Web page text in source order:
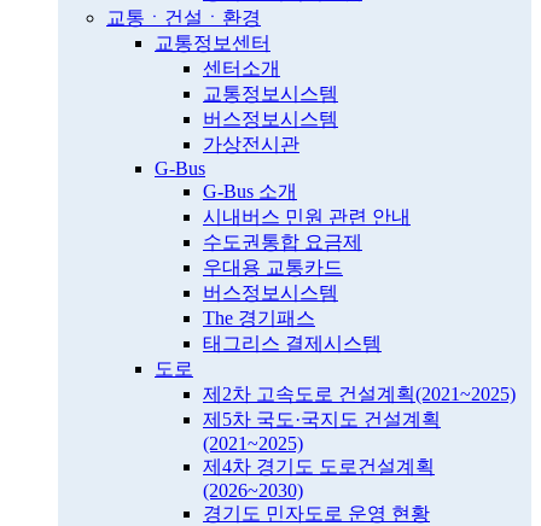
교통ㆍ건설ㆍ환경
교통정보센터
센터소개
교통정보시스템
버스정보시스템
가상전시관
G-Bus
G-Bus 소개
시내버스 민원 관련 안내
수도권통합 요금제
우대용 교통카드
버스정보시스템
The 경기패스
태그리스 결제시스템
도로
제2차 고속도로 건설계획(2021~2025)
제5차 국도·국지도 건설계획
(2021~2025)
제4차 경기도 도로건설계획
(2026~2030)
경기도 민자도로 운영 현황